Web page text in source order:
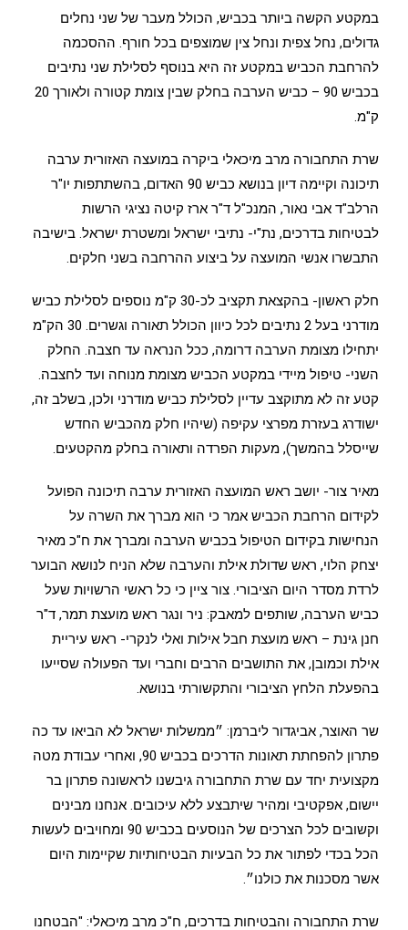
במקטע הקשה ביותר בכביש, הכולל מעבר של שני נחלים
גדולים, נחל צפית ונחל צין שמוצפים בכל חורף. ההסכמה
להרחבת הכביש במקטע זה היא בנוסף לסלילת שני נתיבים
בכביש 90 – כביש הערבה בחלק שבין צומת קטורה ולאורך 20
ק"מ.
שרת התחבורה מרב מיכאלי ביקרה במועצה האזורית ערבה
תיכונה וקיימה דיון בנושא כביש 90 האדום, בהשתתפות יו"ר
הרלב"ד אבי נאור, המנכ"ל ד"ר ארז קיטה נציגי הרשות
לבטיחות בדרכים, נת"י- נתיבי ישראל ומשטרת ישראל. בישיבה
התבשרו אנשי המועצה על ביצוע ההרחבה בשני חלקים.
חלק ראשון- בהקצאת תקציב לכ-30 ק"מ נוספים לסלילת כביש
מודרני בעל 2 נתיבים לכל כיוון הכולל תאורה וגשרים. 30 הק"מ
יתחילו מצומת הערבה דרומה, ככל הנראה עד חצבה. החלק
השני- טיפול מיידי במקטע הכביש מצומת מנוחה ועד לחצבה.
קטע זה לא מתוקצב עדיין לסלילת כביש מודרני ולכן, בשלב זה,
ישודרג בעזרת מפרצי עקיפה (שיהיו חלק מהכביש החדש
שייסלל בהמשך), מעקות הפרדה ותאורה בחלק מהקטעים.
מאיר צור- יושב ראש המועצה האזורית ערבה תיכונה הפועל
לקידום הרחבת הכביש אמר כי הוא מברך את השרה על
הנחישות בקידום הטיפול בכביש הערבה ומברך את ח"כ מאיר
יצחק הלוי, ראש שדולת אילת והערבה שלא הניח לנושא הבוער
לרדת מסדר היום הציבורי. צור ציין כי כל ראשי הרשויות שעל
כביש הערבה, שותפים למאבק: ניר ונגר ראש מועצת תמר, ד"ר
חנן גינת – ראש מועצת חבל אילות ואלי לנקרי- ראש עיריית
אילת וכמובן, את התושבים הרבים וחברי ועד הפעולה שסייעו
בהפעלת הלחץ הציבורי והתקשורתי בנושא.
שר האוצר, אביגדור ליברמן: ״ממשלות ישראל לא הביאו עד כה
פתרון להפחתת תאונות הדרכים בכביש 90, ואחרי עבודת מטה
מקצועית יחד עם שרת התחבורה גיבשנו לראשונה פתרון בר
יישום, אפקטיבי ומהיר שיתבצע ללא עיכובים. אנחנו מבינים
וקשובים לכל הצרכים של הנוסעים בכביש 90 ומחויבים לעשות
הכל בכדי לפתור את כל הבעיות הבטיחותיות שקיימות היום
אשר מסכנות את כולנו״.
שרת התחבורה והבטיחות בדרכים, ח"כ מרב מיכאלי: "הבטחנו